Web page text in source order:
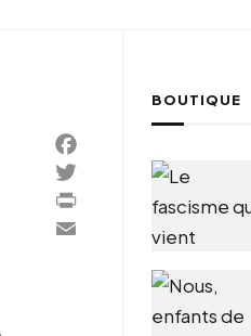
Facebook
Twitter
PrintFriendly
Email
BOUTIQUE